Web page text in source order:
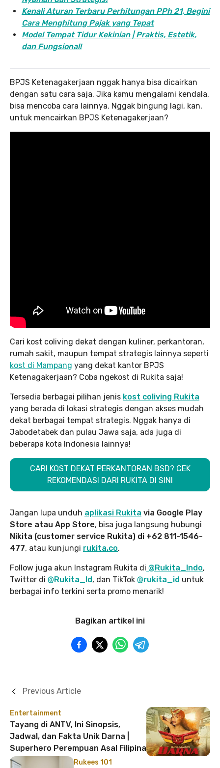
Kenali Aturan Terbaru Perhitungan PPh 21, Begini
Cara Menghitung Pajak yang Tepat
Model Tempat Tidur Kekinian | Praktis, Estetik,
dan Fungsional!
BPJS Ketenagakerjaan nggak hanya bisa dicairkan
dengan satu cara saja. Jika kamu mengalami kendala,
bisa mencoba cara lainnya. Nggak bingung lagi, kan,
untuk mencairkan BPJS Ketenagakerjaan?
Cari kost coliving dekat dengan kuliner, perkantoran,
rumah sakit, maupun tempat strategis lainnya seperti
kost di Mampang yang dekat kantor BPJS
Ketenagakerjaan? Coba ngekost di Rukita saja!
Tersedia berbagai pilihan jenis kost coliving Rukita
yang berada di lokasi strategis dengan akses mudah
dekat berbagai tempat strategis. Nggak hanya di
Jabodetabek dan pulau Jawa saja, ada juga di
beberapa kota Indonesia lainnya!
CARI KOST DEKAT PERKANTORAN BSD? CEK
REKOMENDASI DARI RUKITA DI SINI
Jangan lupa unduh aplikasi Rukita via Google Play
Store atau App Store, bisa juga langsung hubungi
Nikita (customer service Rukita) di +62 811-1546-
477, atau kunjungi rukita.co.
Follow juga akun Instagram Rukita di @Rukita_Indo,
Twitter di @Rukita_Id, dan TikTok @rukita_id untuk
berbagai info terkini serta promo menarik!
Bagikan artikel ini
Entertainment
Tayang di ANTV, Ini Sinopsis,
Jadwal, dan Fakta Unik Darna |
Superhero Perempuan Asal Filipina
Previous Article
Rukees 101